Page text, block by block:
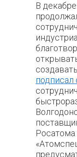
В
подписал